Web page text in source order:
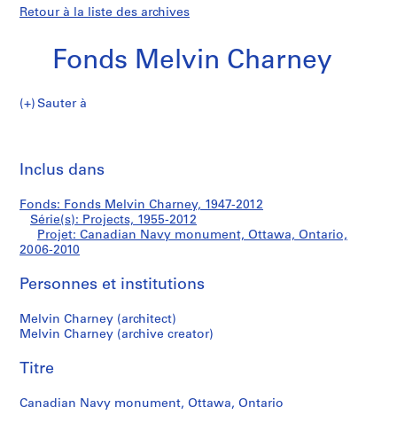
Retour à la liste des archives
Fonds Melvin Charney
Sauter à
d
s
M
l
i
C
a
n
Navy
monument,
Ottawa,
Ontario
Inclus dans
Fonds: Fonds Melvin Charney, 1947-2012
Série(s): Projects, 1955-2012
Projet: Canadian Navy monument, Ottawa, Ontario,
2006-2010
Personnes et institutions
Melvin Charney (architect)
Melvin Charney (archive creator)
Titre
Canadian Navy monument, Ottawa, Ontario